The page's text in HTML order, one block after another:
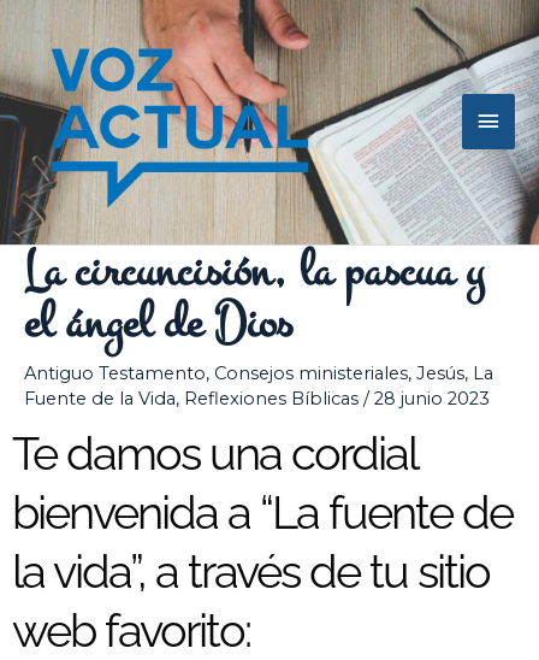
contenido
La circuncisión, la pascua y
el ángel de Dios
Antiguo Testamento, Consejos ministeriales, Jesús, La
Fuente de la Vida, Reflexiones Bíblicas /28 junio 2023
Te damos una cordial
bienvenida a “La fuente de
la vida”, a través de tu sitio
web favorito: